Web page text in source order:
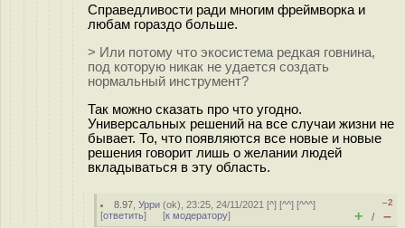
Справедливости ради многим фреймворка и
любам гораздо больше.
> Или потому что экосистема редкая гoвнина,
под которую никак не удается создать
нормальный инструмент?
Так можно сказать про что угодно.
Универсальных решений на все случаи жизни не
бывает. То, что появляются все новые и новые
решения говорит лишь о желании людей
вкладываться в эту область.
8.97 ,Урри (ok), 23:25, 24/11/2021 [^] [^^] [^^^]
[ответить] [к модератору]
–2
+ / –